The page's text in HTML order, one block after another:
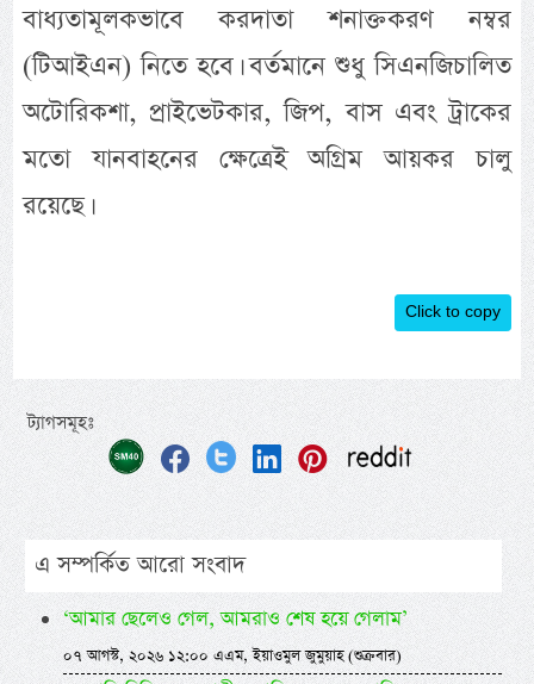
বাধ্যতামূলকভাবে করদাতা শনাক্তকরণ নম্বর
(টিআইএন) নিতে হবে। বর্তমানে শুধু সিএনজিচালিত
অটোরিকশা, প্রাইভেটকার, জিপ, বাস এবং ট্রাকের
মতো যানবাহনের ক্ষেত্রেই অগ্রিম আয়কর চালু
রয়েছে।
Click to copy
ট্যাগসমূহঃ
এ সম্পর্কিত আরো সংবাদ
‘আমার ছেলেও গেল, আমরাও শেষ হয়ে গেলাম’
০৭ আগস্ট, ২০২৬ ১২:০০ এএম, ইয়াওমুল জুমুয়াহ (শুক্রবার)